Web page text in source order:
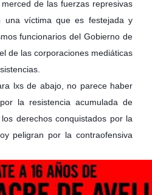
de las fuerzas represivas
víctima que es festejada y
funcionarios del Gobierno de
de las corporaciones mediáticas
lxs de abajo, no parece haber
la resistencia acumulada de
derechos conquistados por la
peligran por la contraofensiva